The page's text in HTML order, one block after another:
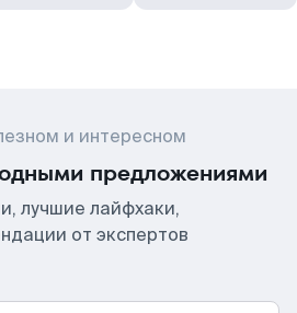
и интересном
предложениями
лучшие лайфхаки,
от экспертов